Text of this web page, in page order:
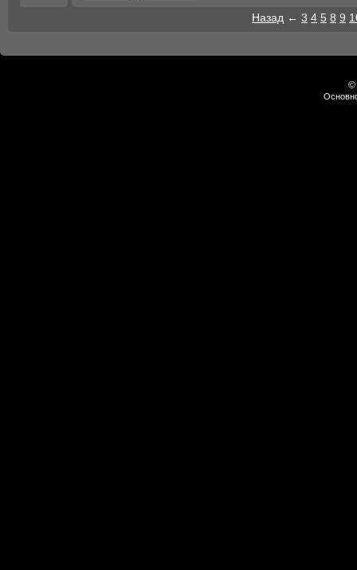
Назад ← 3 4 5 8 9
©